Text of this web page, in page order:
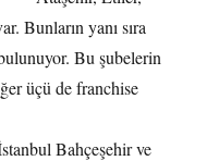
Bunların yanı sıra
Bu şubelerin
üçü de franchise
Bahçeşehir ve